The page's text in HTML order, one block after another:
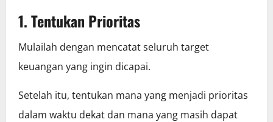
1. Tentukan Prioritas
Mulailah dengan mencatat seluruh target
keuangan yang ingin dicapai.
Setelah itu, tentukan mana yang menjadi prioritas
dalam waktu dekat dan mana yang masih dapat